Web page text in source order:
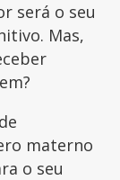
será o seu
Mas,
materno
o seu